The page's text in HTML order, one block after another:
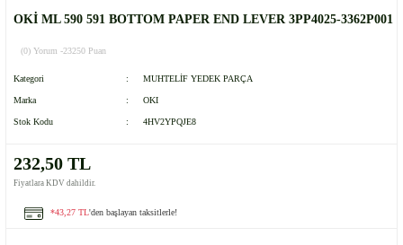
OKİ ML 590 591 BOTTOM PAPER END LEVER 3PP4025-3362P001
(0) Yorum -23250 Puan
Kategori MUHTELİF YEDEK PARÇA
Marka OKI
Stok Kodu 4HV2YPQJE8
232,50 TL
Fiyatlara KDV dahildir.
*43,27 TL'den başlayan taksitlerle!